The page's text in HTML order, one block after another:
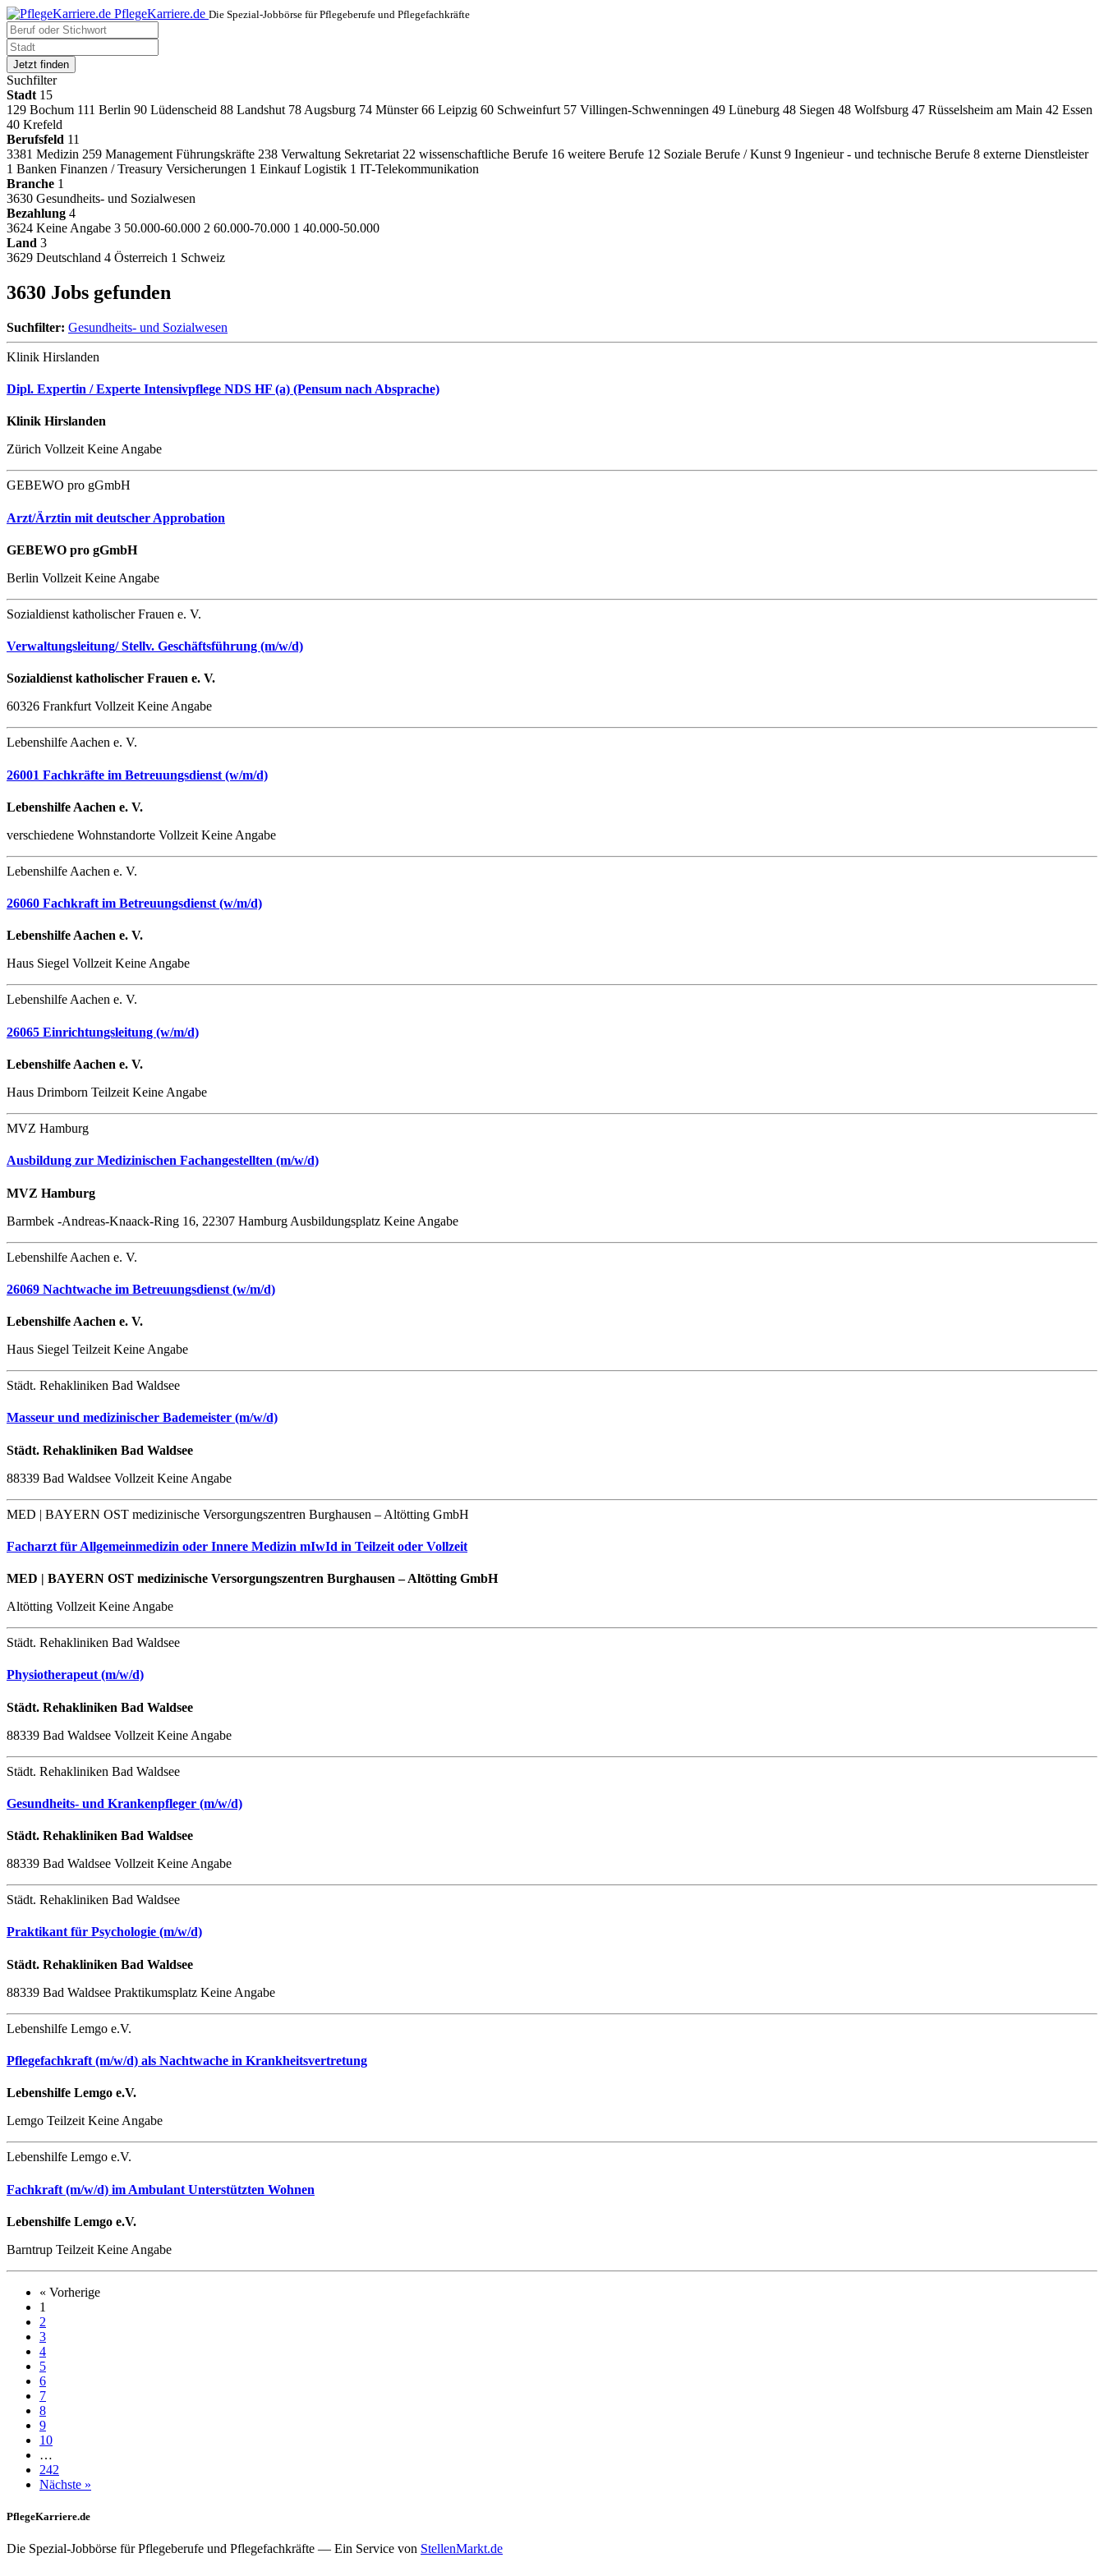
PflegeKarriere.de Die Spezial-Jobbörse für Pflegeberufe und Pflegefachkräfte
Jetzt finden
Suchfilter
Stadt 15
129 Bochum 111 Berlin 90 Lüdenscheid 88 Landshut 78 Augsburg 74 Münster66 Leipzig 60 Schweinfurt 57 Villingen-Schwenningen 49 Lüneburg 48 Siegen 48 Wolfsburg 47 Rüsselsheim am Main 42 Essen
40 Krefeld
Berufsfeld 11
3381 Medizin 259 Management Führungskräfte 238 Verwaltung Sekretariat 22 wissenschaftliche Berufe 16 weitere Berufe 12 Soziale Berufe / Kunst 9 Ingenieur - und technische Berufe 8 externe Dienstleister
1 Banken Finanzen / Treasury Versicherungen 1 Einkauf Logistik 1 IT-Telekommunikation
Branche 1
3630 Gesundheits- und Sozialwesen
Bezahlung 4
3624 Keine Angabe 3 50.000-60.000 2 60.000-70.000 1 40.000-50.000
Land 3
3629 Deutschland 4 Österreich 1 Schweiz
3630 Jobs gefunden
Suchfilter: Gesundheits- und Sozialwesen
Klinik Hirslanden
Dipl. Expertin / Experte Intensivpflege NDS HF (a) (Pensum nach Absprache)
Klinik Hirslanden
Zürich Vollzeit Keine Angabe
GEBEWO pro gGmbH
Arzt/Ärztin mit deutscher Approbation
GEBEWO pro gGmbH
Berlin Vollzeit Keine Angabe
Sozialdienst katholischer Frauen e. V.
Verwaltungsleitung/ Stellv. Geschäftsführung (m/w/d)
Sozialdienst katholischer Frauen e. V.
60326 FrankfurtVollzeitKeine Angabe
Lebenshilfe Aachen e. V.
26001 Fachkräfte im Betreuungsdienst (w/m/d)
Lebenshilfe Aachen e. V.
verschiedene Wohnstandorte Vollzeit Keine Angabe
Lebenshilfe Aachen e. V.
26060 Fachkraft im Betreuungsdienst (w/m/d)
Lebenshilfe Aachen e. V.
Haus Siegel VollzeitKeine Angabe
Lebenshilfe Aachen e. V.
26065 Einrichtungsleitung (w/m/d)
Lebenshilfe Aachen e. V.
Haus Drimborn Teilzeit Keine Angabe
MVZ Hamburg
Ausbildung zur Medizinischen Fachangestellten (m/w/d)
MVZ Hamburg
Barmbek -Andreas-Knaack-Ring 16, 22307 Hamburg Ausbildungsplatz Keine Angabe
Lebenshilfe Aachen e. V.
26069 Nachtwache im Betreuungsdienst (w/m/d)
Lebenshilfe Aachen e. V.
Haus Siegel Teilzeit Keine Angabe
Städt. Rehakliniken Bad Waldsee
Masseur und medizinischer Bademeister (m/w/d)
Städt. Rehakliniken Bad Waldsee
88339 Bad Waldsee Vollzeit Keine Angabe
MED | BAYERN OST medizinische Versorgungszentren Burghausen – Altötting GmbH
Facharzt für Allgemeinmedizin oder Innere Medizin mIwId in Teilzeit oder Vollzeit
MED | BAYERN OST medizinische Versorgungszentren Burghausen – Altötting GmbH
Altötting Vollzeit Keine Angabe
Städt. Rehakliniken Bad Waldsee
Physiotherapeut (m/w/d)
Städt. Rehakliniken Bad Waldsee
88339 Bad Waldsee Vollzeit Keine Angabe
Städt. Rehakliniken Bad Waldsee
Gesundheits- und Krankenpfleger (m/w/d)
Städt. Rehakliniken Bad Waldsee
88339 Bad Waldsee Vollzeit Keine Angabe
Städt. Rehakliniken Bad Waldsee
Praktikant für Psychologie (m/w/d)
Städt. Rehakliniken Bad Waldsee
88339 Bad Waldsee Praktikumsplatz Keine Angabe
Lebenshilfe Lemgo e.V.
Pflegefachkraft (m/w/d) als Nachtwache in Krankheitsvertretung
Lebenshilfe Lemgo e.V.
Lemgo Teilzeit Keine Angabe
Lebenshilfe Lemgo e.V.
Fachkraft (m/w/d) im Ambulant Unterstützten Wohnen
Lebenshilfe Lemgo e.V.
Barntrup Teilzeit Keine Angabe
« Vorherige
1
2
3
4
5
6
7
8
9
10
…
242
Nächste »
PflegeKarriere.de
Die Spezial-Jobbörse für Pflegeberufe und Pflegefachkräfte — Ein Service von StellenMarkt.de